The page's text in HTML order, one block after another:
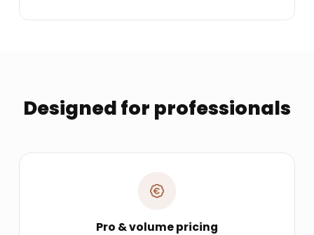
Designed for professionals
Pro & volume pricing